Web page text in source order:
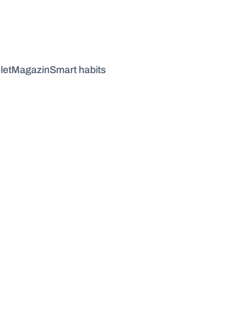
MagazinSmart habits